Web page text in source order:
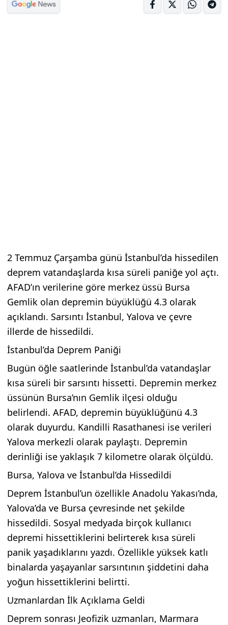
2 Temmuz Çarşamba günü İstanbul’da hissedilen
deprem vatandaşlarda kısa süreli paniğe yol açtı.
AFAD’ın verilerine göre merkez üssü Bursa
Gemlik olan depremin büyüklüğü 4.3 olarak
açıklandı. Sarsıntı İstanbul, Yalova ve çevre
illerde de hissedildi.
İstanbul’da Deprem Paniği
Bugün öğle saatlerinde İstanbul’da vatandaşlar
kısa süreli bir sarsıntı hissetti. Depremin merkez
üssünün Bursa’nın Gemlik ilçesi olduğu
belirlendi. AFAD, depremin büyüklüğünü 4.3
olarak duyurdu. Kandilli Rasathanesi ise verileri
Yalova merkezli olarak paylaştı. Depremin
derinliği ise yaklaşık 7 kilometre olarak ölçüldü.
Bursa, Yalova ve İstanbul’da Hissedildi
Deprem İstanbul’un özellikle Anadolu Yakası’nda,
Yalova’da ve Bursa çevresinde net şekilde
hissedildi. Sosyal medyada birçok kullanıcı
depremi hissettiklerini belirterek kısa süreli
panik yaşadıklarını yazdı. Özellikle yüksek katlı
binalarda yaşayanlar sarsıntının şiddetini daha
yoğun hissettiklerini belirtti.
Uzmanlardan İlk Açıklama Geldi
Deprem sonrası Jeofizik uzmanları, Marmara